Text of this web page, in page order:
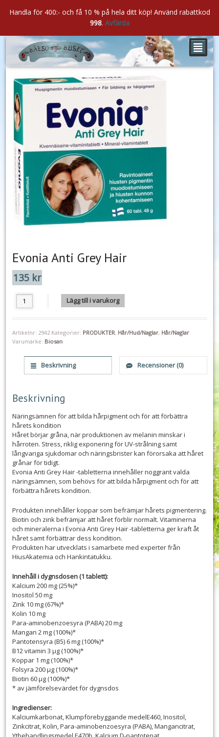
²
Evonia Anti Grey Hair
135 kr
Evonia Anti Grey Hair mängd
Lägg till i varukorg
Artikelnr: 2942 Kategorier: PRODUKTER, Hår/Hud/Naglar, Hår/Naglar
Varumärke: Biosan
Beskrivning Recensioner (0)
Beskrivning
Näringsämnen för att bilda hårpigment och för att förbättra
hårets kondition
Håret börjar gråna, när produktionen av melanin minskar i
hårroten. Stress, riklig exponering för UV-strålning samt
långvariga sjukdomar och näringsbrister kan förorsaka att håret
grånar för tidigt.
Evonia Anti Grey Hair -tabletterna innehåller noggrant valda
näringsämnen, som behövs för att bilda hårpigment och för att
förbättra hårets kondition.
Produkten innehåller koppar som befrämjar hårets pigmentering.
Biotin och zink befrämjar att håret förblir normalt. Vitaminerna
och mineralerna i Evonia Anti Grey Hair -tabletterna ger kraft åt
håret samt förbättrar dess kondition.
Produkten har utvecklats i samarbete med experter från
HiusAkatemia och Hankintatukku.
Innehåll i dygnsdosen (1 tablett):
Kalcium 200 mg (25%)*
Inositol 50 mg
Zink 10 mg (67%)*
Kolin 10 mg
Para-aminobenzoesyra (PABA) 20 mg
Mangan 2 mg (100%)*
Pantotensyra (B5) 6 mg (100%)*
B12 vitamin 3 µg (100%)*
Koppar 1 mg (100%)*
Folsyra 200 µg (100%)*
Biotin 60 µg (100%)*
* av jämförelsevärdet för dygnsdos
Ingredienser:
Kalciumkarbonat, Klumpförebyggande medelE460, Inositol,
Zinkcitrat, Kolin, Para-aminobenzoesyra (PABA), Mangancitrat,
Handla för 400:- och få 10 % på hela ditt köp! Använd rabattkod
998. Avfärda